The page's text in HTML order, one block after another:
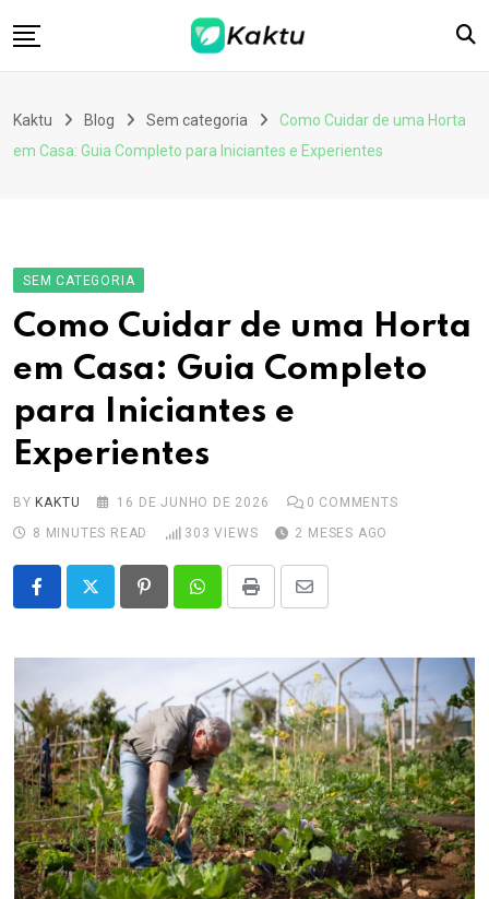
to
Contato
Kaktu Blog Sem categoria
Como Cuidar de uma Horta
em Casa: Guia Completo para Iniciantes e Experientes
SEM CATEGORIA
Como Cuidar de uma Horta
em Casa: Guia Completo
para Iniciantes e
Experientes
BY KAKTU 16 DE JUNHO DE 2026 0 COMMENTS
8 MINUTES READ
303 VIEWS 2 MESES AGO
PinterestWhatsappPrint
Share
Email